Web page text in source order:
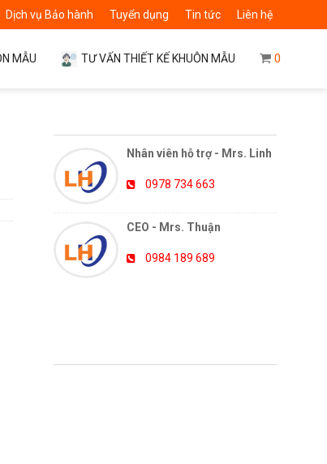
Dịch vụ Bảo hành Tuyển dụng Tin tức Liên hệ
MẪU TƯ VẤN THIẾT KẾ KHUÔN MẪU 0
Nhân viên hỗ trợ - Mrs. Linh
0978 734 663
CEO - Mrs. Thuận
0984 189 689